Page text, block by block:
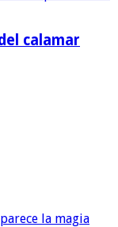
calamar
la magia